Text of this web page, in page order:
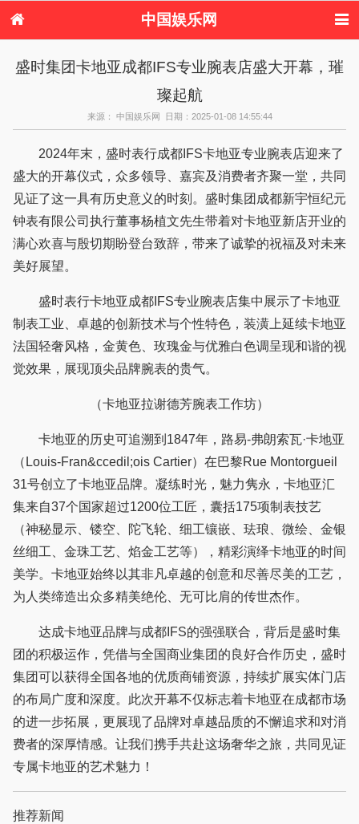
中国娱乐网
服饰
塑身 情感
健康
约会 品牌
盛时集团卡地亚成都IFS专业腕表店盛大开幕，璀
璨起航
来源： 中国娱乐网 日期：2025-01-08 14:55:44
2024年末，盛时表行成都IFS卡地亚专业腕表店迎来了
盛大的开幕仪式，众多领导、嘉宾及消费者齐聚一堂，共同
见证了这一具有历史意义的时刻。盛时集团成都新宇恒纪元
钟表有限公司执行董事杨植文先生带着对卡地亚新店开业的
满心欢喜与殷切期盼登台致辞，带来了诚挚的祝福及对未来
美好展望。
盛时表行卡地亚成都IFS专业腕表店集中展示了卡地亚
制表工业、卓越的创新技术与个性特色，装潢上延续卡地亚
法国轻奢风格，金黄色、玫瑰金与优雅白色调呈现和谐的视
觉效果，展现顶尖品牌腕表的贵气。
（卡地亚拉谢德芳腕表工作坊）
卡地亚的历史可追溯到1847年，路易-弗朗索瓦·卡地亚
（Louis-Fran&ccedil;ois Cartier）在巴黎Rue Montorgueil
31号创立了卡地亚品牌。凝练时光，魅力隽永，卡地亚汇
集来自37个国家超过1200位工匠，囊括175项制表技艺
（神秘显示、镂空、陀飞轮、细工镶嵌、珐琅、微绘、金银
丝细工、金珠工艺、焰金工艺等），精彩演绎卡地亚的时间
美学。卡地亚始终以其非凡卓越的创意和尽善尽美的工艺，
为人类缔造出众多精美绝伦、无可比肩的传世杰作。
达成卡地亚品牌与成都IFS的强强联合，背后是盛时集
团的积极运作，凭借与全国商业集团的良好合作历史，盛时
集团可以获得全国各地的优质商铺资源，持续扩展实体门店
的布局广度和深度。此次开幕不仅标志着卡地亚在成都市场
的进一步拓展，更展现了品牌对卓越品质的不懈追求和对消
费者的深厚情感。让我们携手共赴这场奢华之旅，共同见证
专属卡地亚的艺术魅力！
推荐新闻